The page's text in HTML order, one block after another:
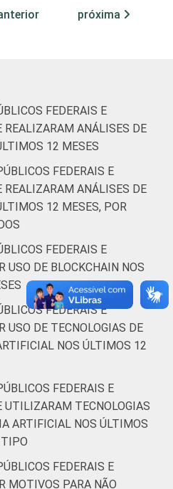
Centro Regional de
da
(Cetic.br),
no setor público
Eletrônico 2023.
próxima
FEDERAIS E
REALIZARAM ANÁLISES DE
12 MESES
FEDERAIS E
REALIZARAM ANÁLISES DE
12 MESES, POR
FEDERAIS E
USO DE BLOCKCHAIN NOS
FEDERAIS E
USO DE TECNOLOGIAS DE
NOS ÚLTIMOS 12
FEDERAIS E
UTILIZARAM TECNOLOGIAS
ARTIFICIAL NOS ÚLTIMOS
FEDERAIS E
MOTIVOS PARA NÃO